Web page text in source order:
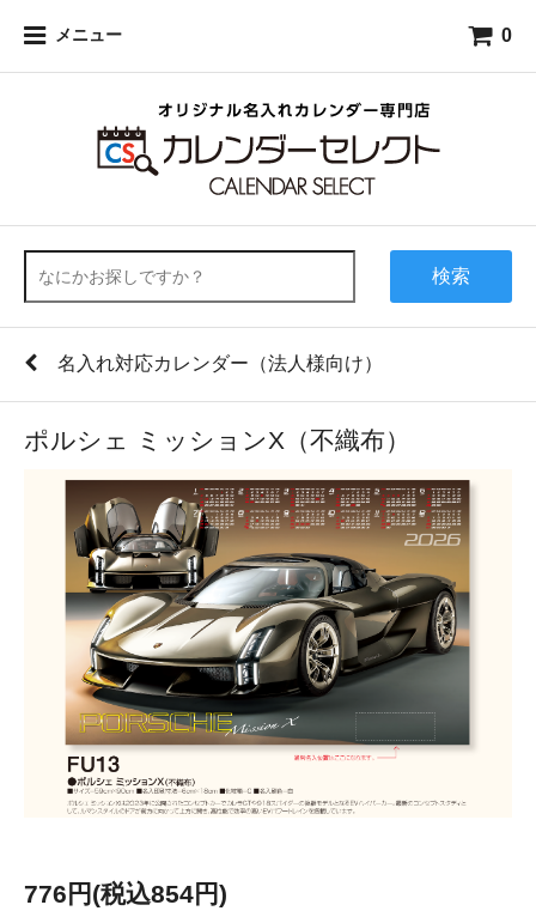
メニュー 0
検索
名入れ対応カレンダー（法人様向け）
ポルシェ ミッションX（不織布）
776円(税込854円)